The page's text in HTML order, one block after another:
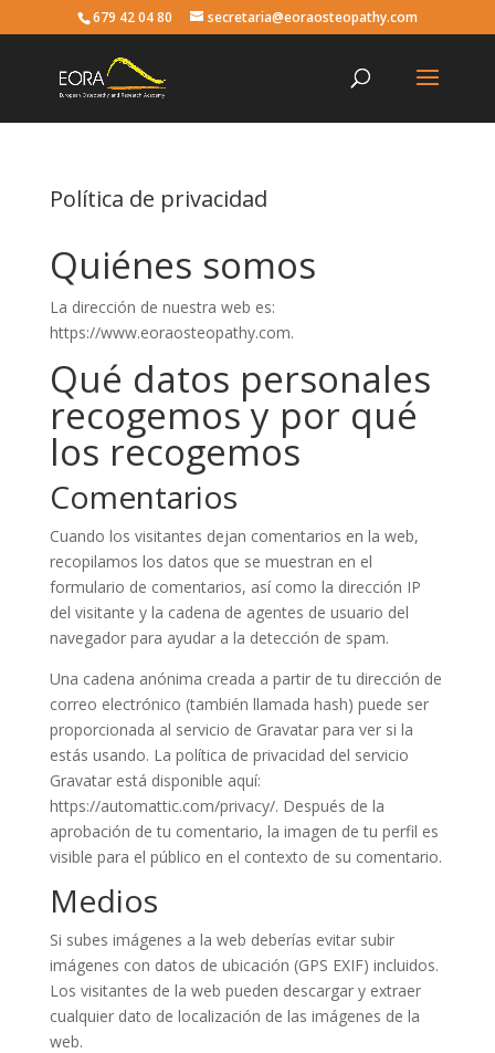
679 42 04 80 secretaria@eoraosteopathy.com
Política de privacidad
Quiénes somos
La dirección de nuestra web es:
https://www.eoraosteopathy.com.
Qué datos personales
recogemos y por qué
los recogemos
Comentarios
Cuando los visitantes dejan comentarios en la web,
recopilamos los datos que se muestran en el
formulario de comentarios, así como la dirección IP
del visitante y la cadena de agentes de usuario del
navegador para ayudar a la detección de spam.
Una cadena anónima creada a partir de tu dirección de
correo electrónico (también llamada hash) puede ser
proporcionada al servicio de Gravatar para ver si la
estás usando. La política de privacidad del servicio
Gravatar está disponible aquí:
https://automattic.com/privacy/. Después de la
aprobación de tu comentario, la imagen de tu perfil es
visible para el público en el contexto de su comentario.
Medios
Si subes imágenes a la web deberías evitar subir
imágenes con datos de ubicación (GPS EXIF) incluidos.
Los visitantes de la web pueden descargar y extraer
cualquier dato de localización de las imágenes de la
web.